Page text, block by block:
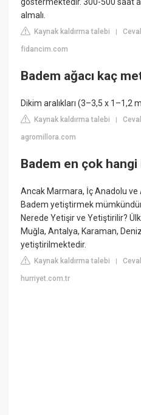
göstermektedir. 300-500 saat
almalı.
Kaynak kaldırma talebi |
fidancim.com
Badem ağacı kaç
Dikim aralıkları (3–3,5 x 1–1,2
Kaynak kaldırma talebi |
agromillora.com
Badem en çok
Ancak Marmara, İç Anadolu
Badem yetiştirmek
Nerede Yetişir ve Yetiştirilir?
Muğla, Antalya, Karaman,
yetiştirilmektedir.
Kaynak kaldırma talebi |
hurriyet.com.tr